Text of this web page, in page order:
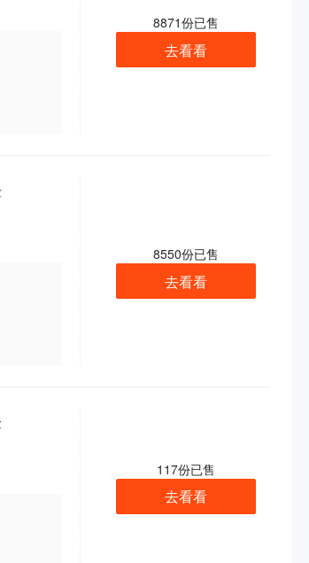
8871份已售
去看看
8550份已售
去看看
117份已售
去看看